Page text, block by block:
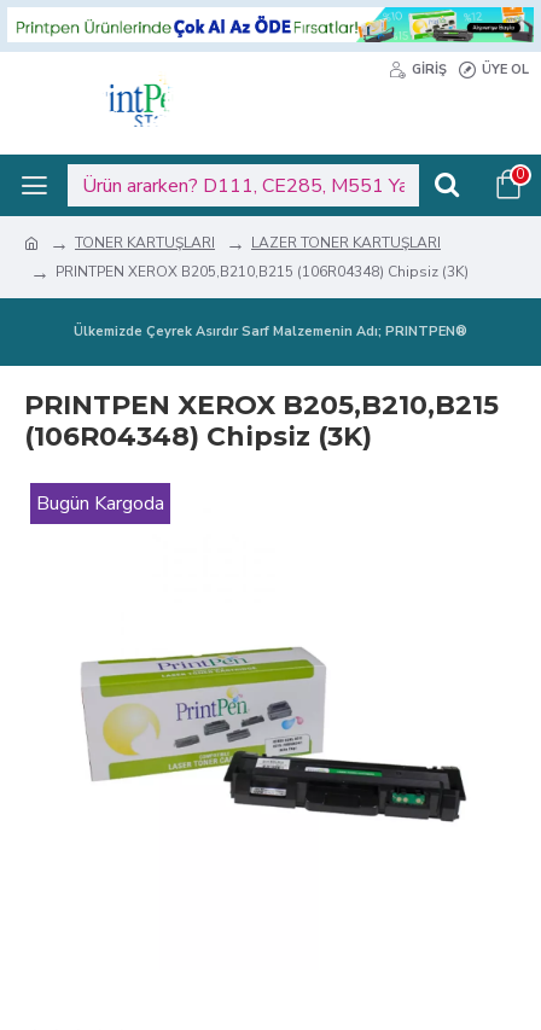
GIRIŞ ÜYE OL
0
TONER KARTUŞLARI
LAZER TONER KARTUŞLARI
PRINTPEN XEROX B205,B210,B215 (106R04348) Chipsiz (3K)
Ülkemizde Çeyrek Asırdır Sarf Malzemenin Adı; PRINTPEN®
PRINTPEN XEROX B205,B210,B215
(106R04348) Chipsiz (3K)
Bugün Kargoda